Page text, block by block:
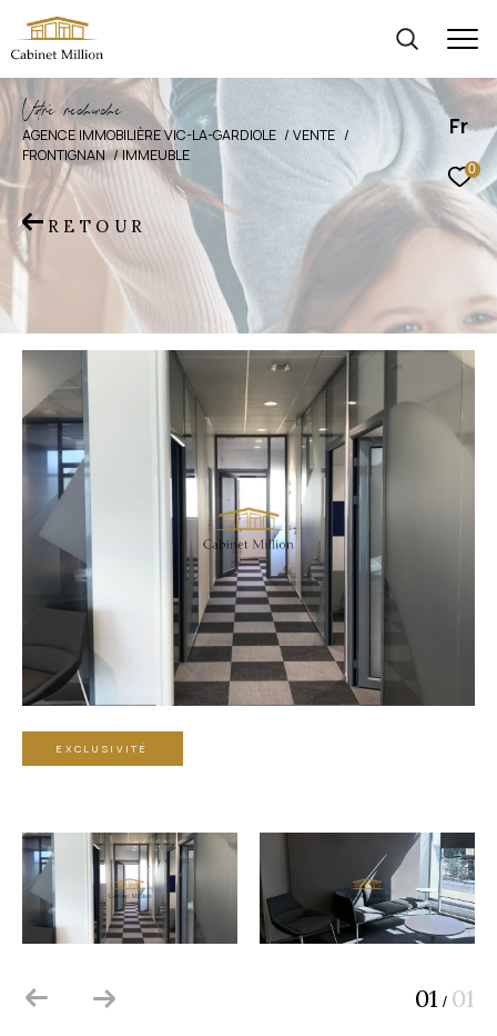
Fr
0
Vore recece
AGENCE IMMOBILIÈRE VIC-LA-GARDIOLE
VENTE
FRONTIGNAN
IMMEUBLE
RETOUR
EXCLUSIVITÉ
01 / 01